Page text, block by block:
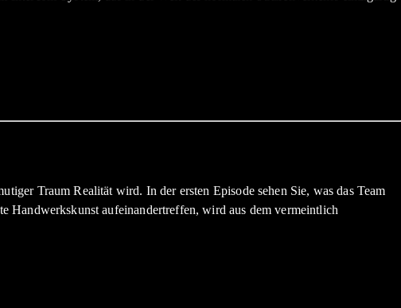
Traum Realität wird. In der ersten Episode sehen Sie, was das Team
Handwerkskunst aufeinandertreffen, wird aus dem vermeintlich